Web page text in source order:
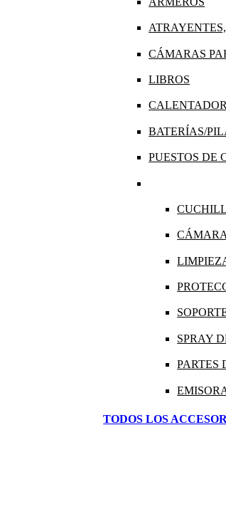
CÁMARAS
LIBROS
BATERÍAS/
PUESTOS DE
SPRAY
PARTES
TODOS LOS